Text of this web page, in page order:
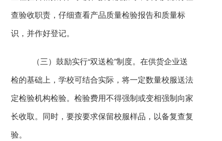
查验收职责，仔细查看产品质量检验报告和质量标
识，并作好登记。
（三）鼓励实行“双送检”制度。在供货企业送
检的基础上，学校可结合实际，将一定数量校服送法
定检验机构检验。检验费用不得强制或变相强制向家
长收取。同时，要按要求保留校服样品，以备复查复
验。